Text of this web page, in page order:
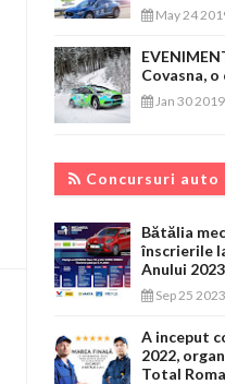
May 24
Covasna,
Jan 30 2019
Concursuri auto
Bătălia
înscrierile
Anului
Sep 25 2023
A inceput
2022,
Total